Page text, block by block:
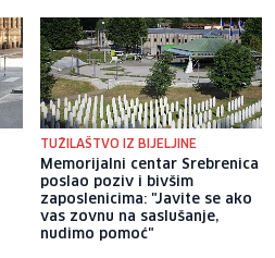
TUŽILAŠTVO IZ BIJELJINE
Memorijalni centar Srebrenica
poslao poziv i bivšim
zaposlenicima: "Javite se ako
vas zovnu na saslušanje,
nudimo pomoć"